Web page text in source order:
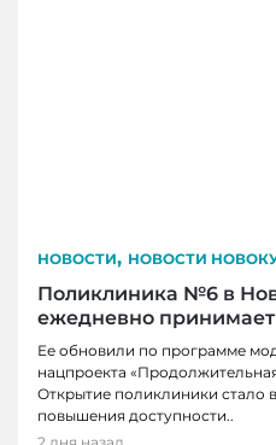
НОВОСТИ, НОВОСТИ
Поликлиника №6 в
ежедневно принимает
Ее обновили по программе
нацпроекта
Открытие поликлиники стало
повышения доступности..